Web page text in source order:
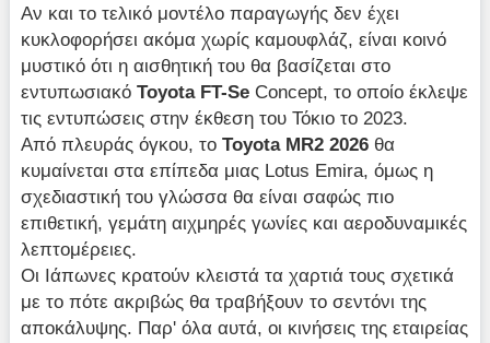
Αν και το τελικό μοντέλο παραγωγής δεν έχει
κυκλοφορήσει ακόμα χωρίς καμουφλάζ, είναι κοινό
μυστικό ότι η αισθητική του θα βασίζεται στο
εντυπωσιακόToyota FT-Se Concept, το οποίο έκλεψε
τις εντυπώσεις στην έκθεση του Τόκιο το 2023.
Από πλευράς όγκου, τοToyota MR2 2026 θα
κυμαίνεται στα επίπεδα μιας Lotus Emira, όμως η
σχεδιαστική του γλώσσα θα είναι σαφώς πιο
επιθετική, γεμάτη αιχμηρές γωνίες και αεροδυναμικές
λεπτομέρειες.
Οι Ιάπωνες κρατούν κλειστά τα χαρτιά τους σχετικά
με το πότε ακριβώς θα τραβήξουν το σεντόνι της
αποκάλυψης. Παρ' όλα αυτά, οι κινήσεις της εταιρείας